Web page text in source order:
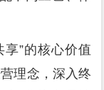
”的核心价值
理念，深入终